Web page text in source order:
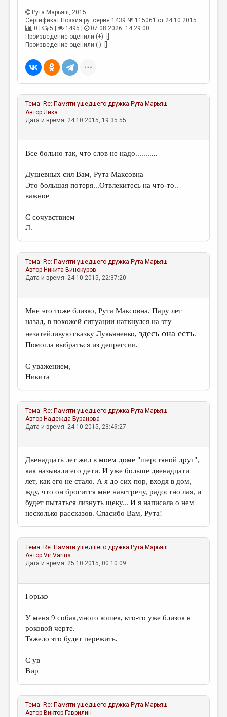
ОБЪЯВЛЕНИЯ
КОЛОНКА РЕДАКТОРА
РЕДКОЛЛЕГИЯ
ОТ РЕДАКЦИИ
МАЛАЯ ПРОЗА
ЭССЕИСТИКА
КУЛЬТУРОВЕДЕНИЕ
РЕЦЕНЗИРОВАНИЕ
ТРЕДИАКОВСКИЙ
МЕДИА
ВКОНТАКТЕ
Рута Марьяш, 2015
Сертификат Поэзия.ру: серия 1439 № 115061 от 24.10.2015
0 |
5 | 1495 |
07.08.2026. 14:29:00
Произведение оценили (+): []
Произведение оценили (-): []
Тема: Re: Памяти ушедшего дружка Рута Марьяш
АвторЛика
Дата и время: 24.10.2015, 19:35:55
Все больно так, что слов не надо...........
Душевных сил Вам, Рута Максовна
Это большая потеря...Отвлекитесь на что-то..
важное
С сочувствием
Л.
Тема: Re: Памяти ушедшего дружка Рута Марьяш
Автор Никита Винокуров
Дата и время: 24.10.2015, 22:37:20
Мне это тоже близко, Рута Максовна. Пару лет
назад, в похожей ситуации наткнулся на эту
незатейливую сказку Лукьяненко,здесь она есть.
Помогла выбраться из депрессии.
С уважением,
Никита
Тема: Re: Памяти ушедшего дружка Рута Марьяш
Автор Надежда Буранова
Дата и время: 24.10.2015, 23:49:27
Двенадцать лет жил в моем доме "шерстяной друг",
как называли его дети. И уже больше двенадцати
лет, как его не стало. А я до сих пор, входя в дом,
жду, что он бросится мне навстречу, радостно лая, и
будет пытаться лизнуть щеку... И я написала о нем
несколько рассказов. Спасибо Вам, Рута!
Тема: Re: Памяти ушедшего дружка Рута Марьяш
АвторVir Varius
Дата и время: 25.10.2015, 00:10:09
Горько
У меня 9 собак,много кошек, кто-то уже близок к
роковой черте.
Тяжело это будет пережить.
С ув
Вир
Тема: Re: Памяти ушедшего дружка Рута Марьяш
Автор Виктор Гаврилин